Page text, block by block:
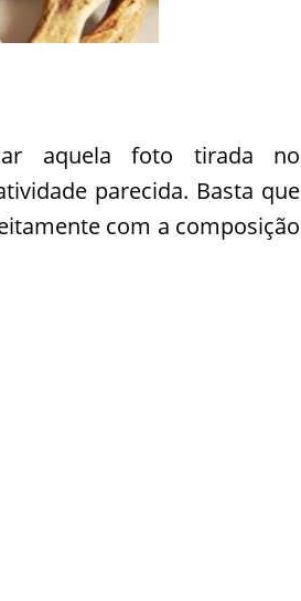
aquela foto tirada no
parecida. Basta que
com a composição